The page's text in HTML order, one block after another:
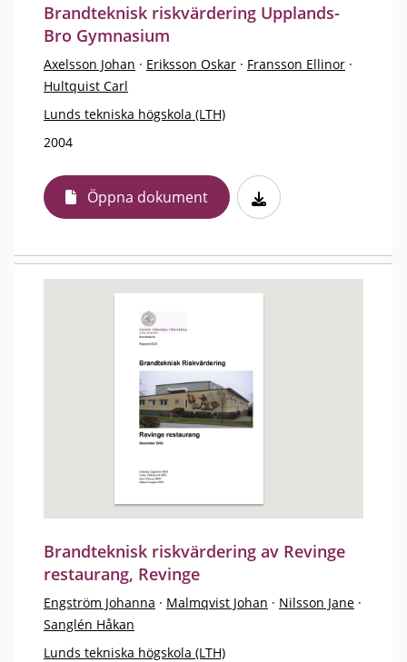
Brandteknisk riskvärdering Upplands-
Bro Gymnasium
Axelsson Johan · Eriksson Oskar · Fransson Ellinor ·
Hultquist Carl
Lunds tekniska högskola (LTH)
2004
Öppna dokument
Brandteknisk riskvärdering av Revinge
restaurang, Revinge
Engström Johanna · Malmqvist Johan · Nilsson Jane ·
Sanglén Håkan
Lunds tekniska högskola (LTH)